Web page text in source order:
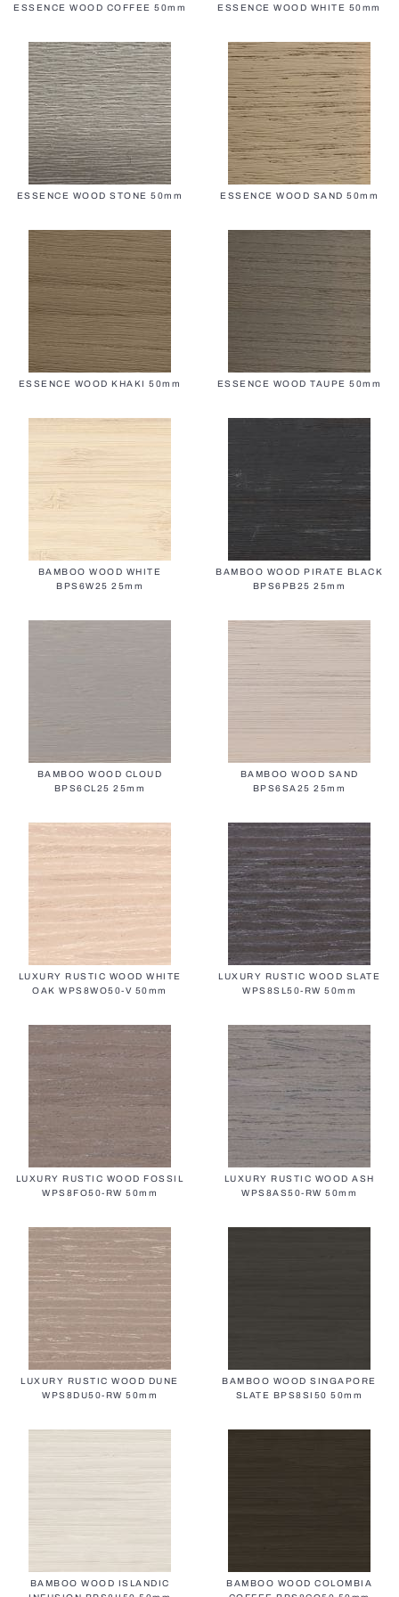
Фасадные роллеты
Роллеты
Плиссированные жалюзи
Жалюзи плиссе для мансардных окон
Жалюзи в скандинавском стиле
Вертикальные жалюзи
Защитные жалюзи
Умное управление SOMFY
Электрические карнизы
Все умные системы
Дверные москитные сетки
Панорамные ворота
Скоростные ворота
Противопожарные ворота
Доковые системы
Все ворота
Вертикальные маркизы
Все маркизы
Все перголы
BBQ пергола
Уличные конструкции
ESSENCE WOOD COFFEE 50mm ESSENCE WOOD WHITE 50mm
ESSENCE WOOD STONE 50mm ESSENCE WOOD SAND 50mm
ESSENCE WOOD KHAKI 50mm ESSENCE WOOD TAUPE 50mm
BAMBOO WOOD WHITE
BPS6W25 25mm
BAMBOO WOOD PIRATE BLACK
BPS6PB25 25mm
BAMBOO WOOD CLOUD
BPS6CL25 25mm
BAMBOO WOOD SAND
BPS6SA25 25mm
LUXURY RUSTIC WOOD WHITE
OAK WPS8WO50-V 50mm
LUXURY RUSTIC WOOD SLATE
WPS8SL50-RW 50mm
LUXURY RUSTIC WOOD FOSSIL
WPS8FO50-RW 50mm
LUXURY RUSTIC WOOD ASH
WPS8AS50-RW 50mm
LUXURY RUSTIC WOOD DUNE
WPS8DU50-RW 50mm
BAMBOO WOOD SINGAPORE
SLATE BPS8SI50 50mm
BAMBOO WOOD ISLANDIC
BAMBOO WOOD COLOMBIA